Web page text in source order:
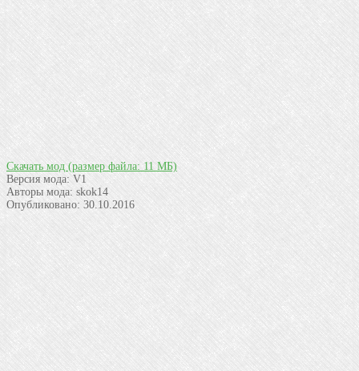
Скачать мод (размер файла: 11 МБ)
Версия мода: V1
Авторы мода: skok14
Опубликовано: 30.10.2016